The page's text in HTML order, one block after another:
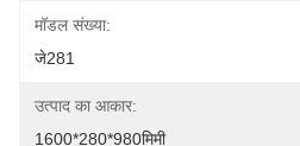
मॉडल संख्या:
जे281
उत्पाद का आकार:
1600*280*980मिमी